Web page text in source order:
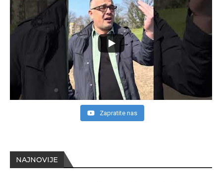
NAJNOVIJE
Zapratite nas